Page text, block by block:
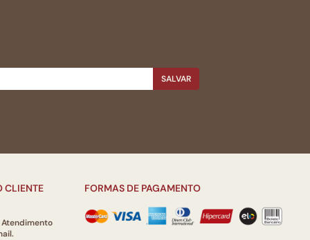
SALVAR
CLIENTE
Atendimento
FORMAS DE PAGAMENTO